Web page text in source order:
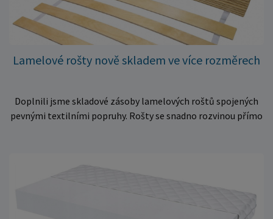
Lamelové rošty nově skladem ve více rozměrech
Doplnili jsme skladové zásoby lamelových roštů spojených
pevnými textilními popruhy. Rošty se snadno rozvinou přímo
množství kusů, proto můžeme objednávky rychle expedovat.
Vyberte si vhodný rozměr a dopřejte své matraci kvalitní
podklad za výhodnou cenu.